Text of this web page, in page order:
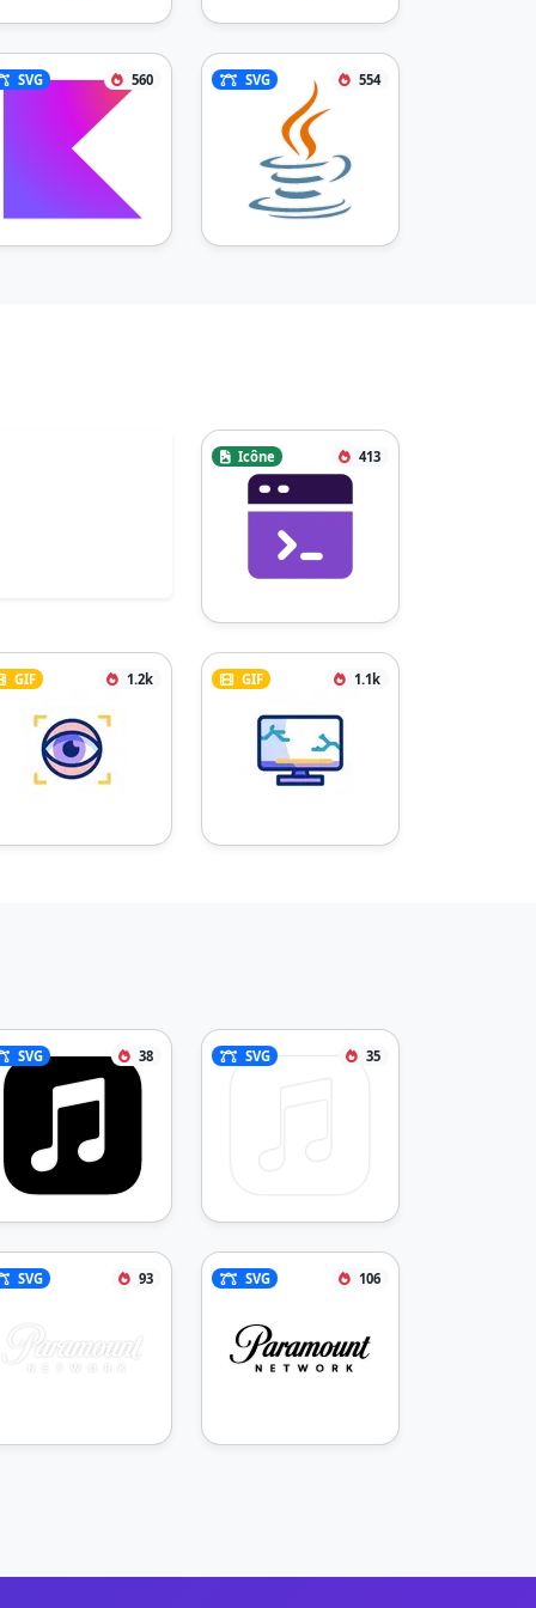
SVG 560 SVG 554
Icône 413
GIF 1.2k GIF 1.1k
SVG 38 SVG 35
SVG 93 SVG 106